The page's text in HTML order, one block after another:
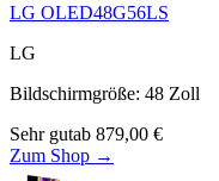
LG OLED48G56LS
LG
Bildschirmgröße: 48 Zoll
Sehr gutab 879,00 €
Zum Shop →